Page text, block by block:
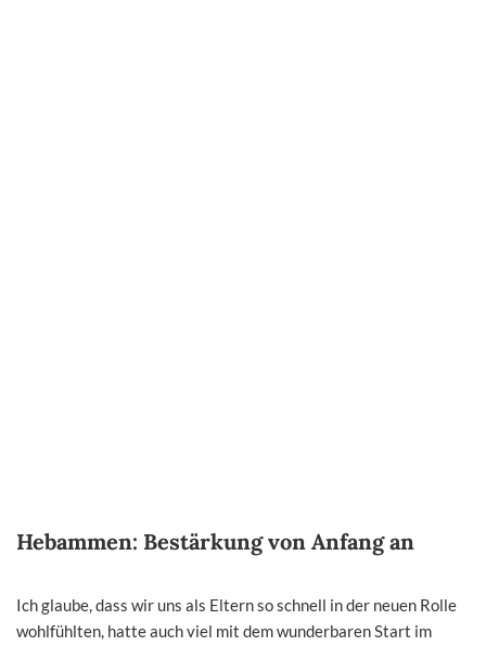
Hebammen: Bestärkung von Anfang an
Ich glaube, dass wir uns als Eltern so schnell in der neuen Rolle
wohlfühlten, hatte auch viel mit dem wunderbaren Start im